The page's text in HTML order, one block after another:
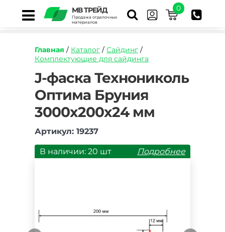
МВ ТРЕЙД
Продажа отделочных
материалов
0
Главная / Каталог / Сайдинг /
Комплектующие для сайдинга
https://mvtrade.ru/images/id/normal/j-
faska-
tekhnonikol-
optima-
bruniya-
mm.jpg
J-фаска Технониколь
Оптима Бруния
3000х200х24 мм
Артикул: 19237
В наличии: 20 шт Подробнее